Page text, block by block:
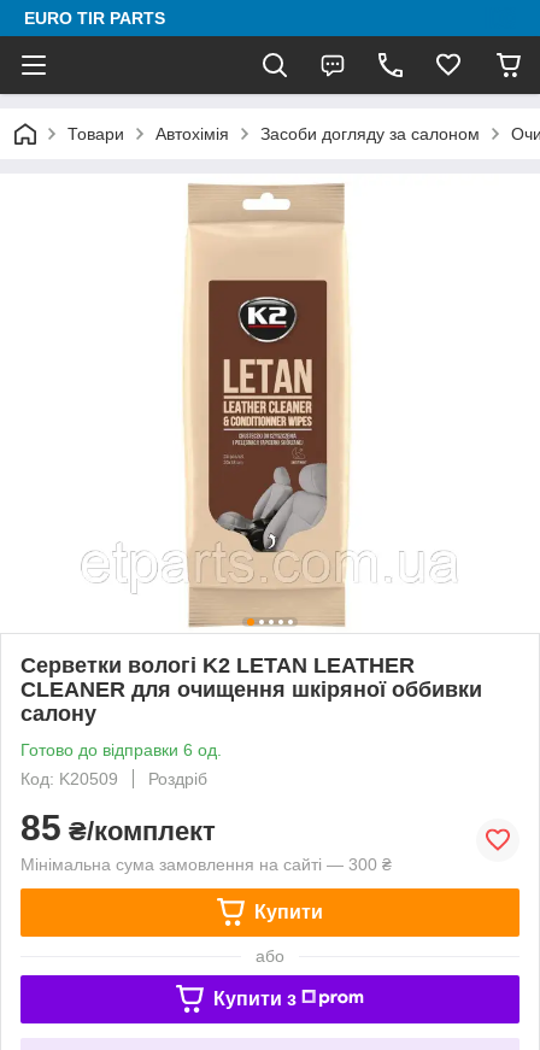
EURO TIR PARTS
Товари Автохімія Засоби догляду за салоном
Серветки вологі K2 LETAN LEATHER
CLEANER для очищення шкіряної оббивки
салону
Готово до відправки 6 од.
Код: K20509
Роздріб
85 ₴/комплект
Мінімальна сума замовлення на сайті — 300 ₴
Купити
або
Купити з